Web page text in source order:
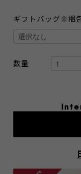
ギフトバッグ※梱
数量